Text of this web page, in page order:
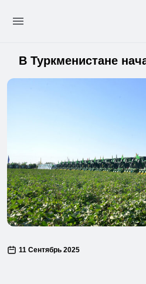
В Туркменистане
11 Сентябрь 2025